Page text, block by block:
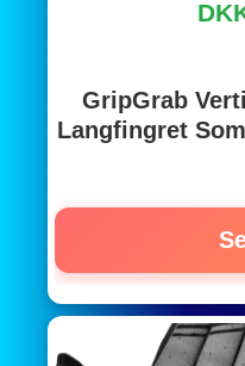
GripGrab
Langfingret